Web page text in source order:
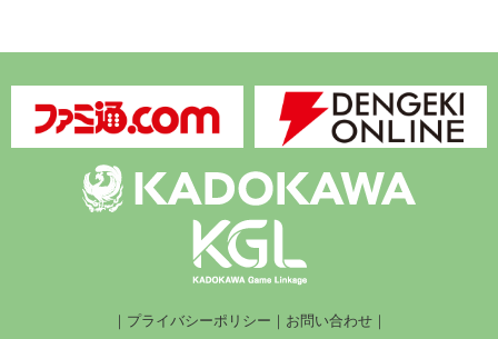
｜ プライバシーポリシー ｜ お問い合わせ｜